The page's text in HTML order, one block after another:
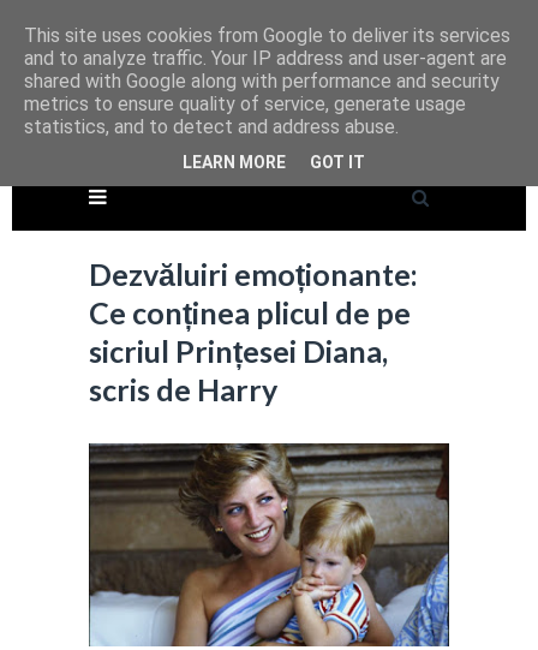
Dezvăluiri emoționante:
Ce conținea plicul de pe
sicriul Prințesei Diana,
scris de Harry
This site uses cookies from Google to deliver its services
and to analyze traffic. Your IP address and user-agent are
shared with Google along with performance and security
metrics to ensure quality of service, generate usage
statistics, and to detect and address abuse.
LEARN MORE GOT IT